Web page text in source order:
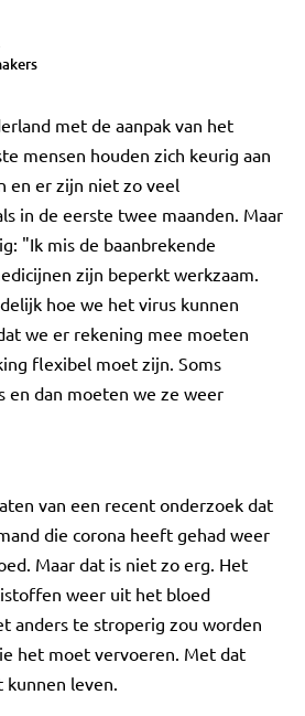
met de aanpak van het
mensen houden zich keurig aan
en er zijn niet zo veel
in de eerste twee maanden. Maar
"Ik mis de baanbrekende
zijn beperkt werkzaam.
hoe we het virus kunnen
we er rekening mee moeten
flexibel moet zijn. Soms
en dan moeten we ze weer
van een recent onderzoek dat
die corona heeft gehad weer
Maar dat is niet zo erg. Het
weer uit het bloed
anders te stroperig zou worden
het moet vervoeren. Met dat
kunnen leven.